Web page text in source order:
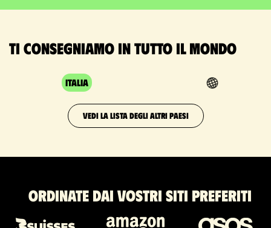
Ti consegniamo in tutto il mondo
Italia
VEDI LA LISTA DEGLI ALTRI PAESI
Ordinate dai vostri siti preferiti